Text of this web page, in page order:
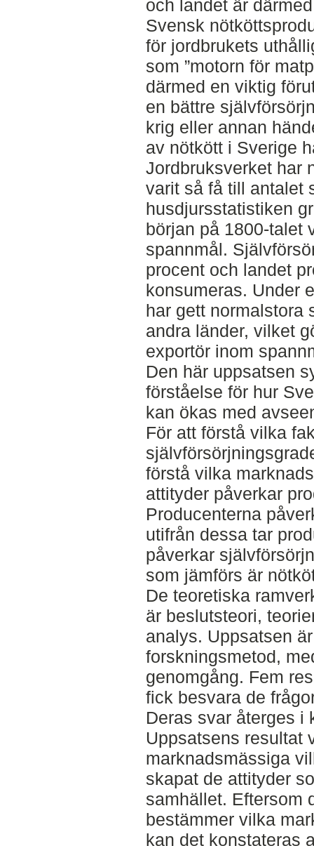
och landet är
Svensk
för jordbrukets
som ”motorn för
därmed en viktig
en bättre
krig eller annan
av nötkött i Sverige
Jordbruksverket har
varit så få till antalet
husdjursstatistiken
början på 1800-talet
spannmål.
procent och landet
konsumeras. Under
har gett normalstora
andra länder, vilket
exportör inom
Den här uppsatsen
förståelse för hur
kan ökas med
För att förstå vilka
förstå vilka
attityder påverkar
Producenterna
utifrån dessa tar
påverkar
som jämförs är
De teoretiska
är beslutsteori,
analys. Uppsatsen
forskningsmetod,
genomgång. Fem
fick besvara de
Deras svar återges i
Uppsatsens resultat
marknadsmässiga
skapat de attityder
samhället. Eftersom
bestämmer vilka
kan det konstateras